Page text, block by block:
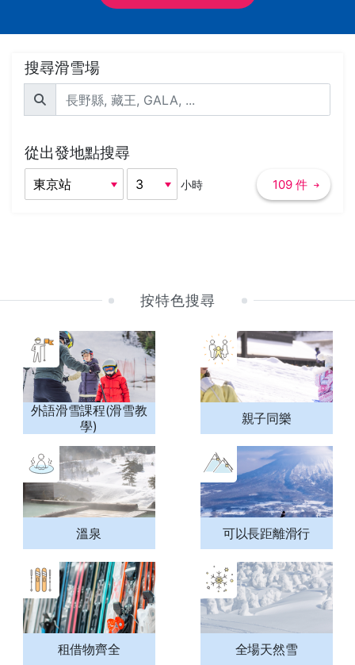
搜尋滑雪場
從出發地點搜尋
小時 109 件
按特色搜尋
外語滑雪課程(滑雪教
學)
親子同樂
溫泉 可以長距離滑行
租借物齊全 全場天然雪